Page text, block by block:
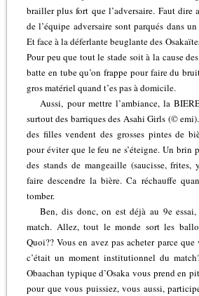
brailler plus fort que l’adversaire. Faut dire
de l’équipe adversaire sont parqués dans
Et face à la déferlante beuglante des
Pour peu que tout le stade soit à la cause
batte en tube qu’on frappe pour faire du
gros matériel quand t’es pas à domicile.
Aussi, pour mettre l’ambiance, la
surtout des barriques des Asahi Girls (©
des filles vendent des grosses pintes de
pour éviter que le feu ne s’éteigne. Un brin
des stands de mangeaille (saucisse,
faire descendre la bière. Ca réchauffe
tomber.
Ben, dis donc, on est déjà au 9e
match. Allez, tout le monde sort les
Quoi?? Vous en avez pas acheter parce
c’était un moment institutionnel du
Obaachan typique d’Osaka vous prend en
pour que vous puissiez, vous aussi,